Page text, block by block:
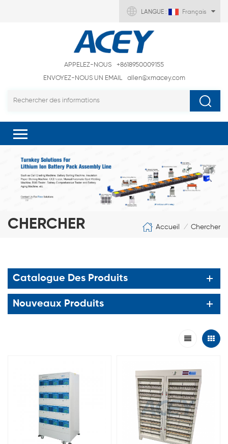
LANGUE : Français
APPELEZ-NOUS
+8618950009155
ENVOYEZ-NOUS UN EMAIL
allen@xmacey.com
CHERCHER Accueil / Chercher
Catalogue Des Produits
Nouveaux Produits